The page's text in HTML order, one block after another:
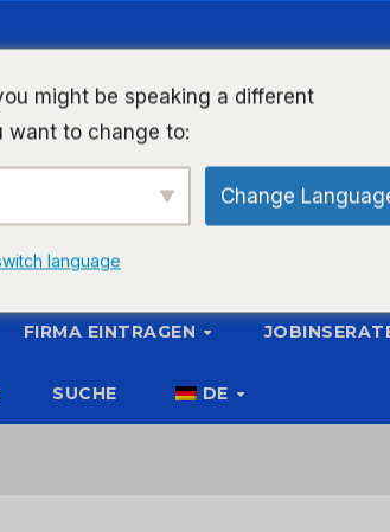
FIRMA EINTRAGEN
SUCHE DE
might be speaking a different
want to change to:
Change
language